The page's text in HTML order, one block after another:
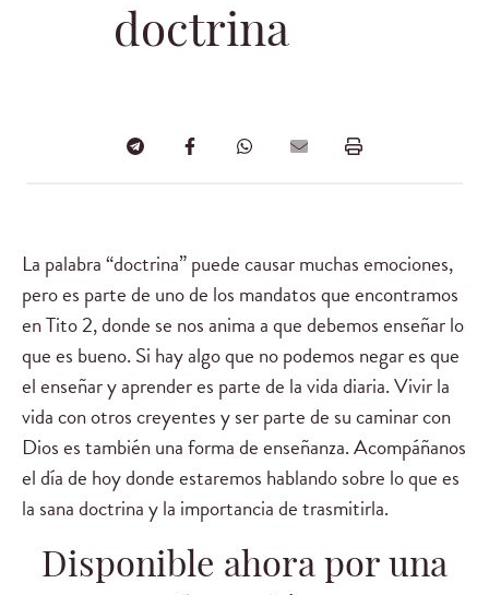
doctrina
La palabra “doctrina” puede causar muchas emociones,
pero es parte de uno de los mandatos que encontramos
en Tito 2, donde se nos anima a que debemos enseñar lo
que es bueno. Si hay algo que no podemos negar es que
el enseñar y aprender es parte de la vida diaria. Vivir la
vida con otros creyentes y ser parte de su caminar con
Dios es también una forma de enseñanza. Acompáñanos
el día de hoy donde estaremos hablando sobre lo que es
la sana doctrina y la importancia de trasmitirla.
Disponible ahora por una